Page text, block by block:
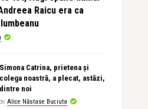
Raicu era ca
Simona Catrina, prietena și
colega noastră, a plecat, astăzi,
dintre noi
de Alice Năstase Buciuta